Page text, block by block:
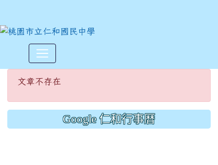
文章不存在
文章不存在
Google 仁和行事曆